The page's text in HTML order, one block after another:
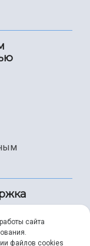
сайта
файлов cookies